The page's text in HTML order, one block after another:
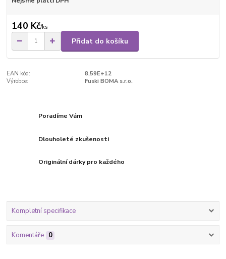
140 Kč/ks
Přidat do košíku
EAN kód:
8,59E+12
Výrobce:
Fuski BOMA s.r.o.
Poradíme Vám
Dlouholeté zkušenosti
Originální dárky pro každého
Kompletní specifikace
Komentáře 0